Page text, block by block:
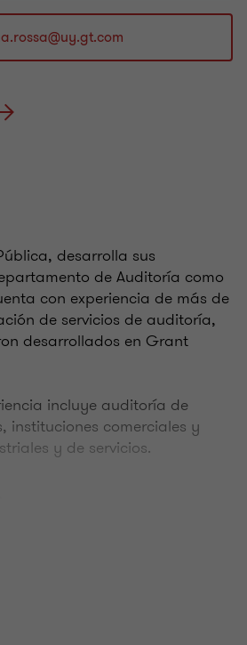
desarrolla sus
de Auditoría como
con experiencia de más de
de servicios de auditoría,
desarrollados en Grant
incluye auditoría de
instituciones comerciales y
y de servicios.
las Auditorias de los estados